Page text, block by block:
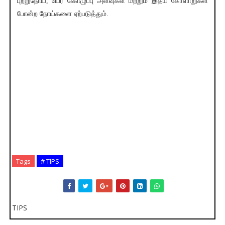
போன்ற நோய்களை ஏற்படுத்தும்.
Tags # TIPS
TIPS